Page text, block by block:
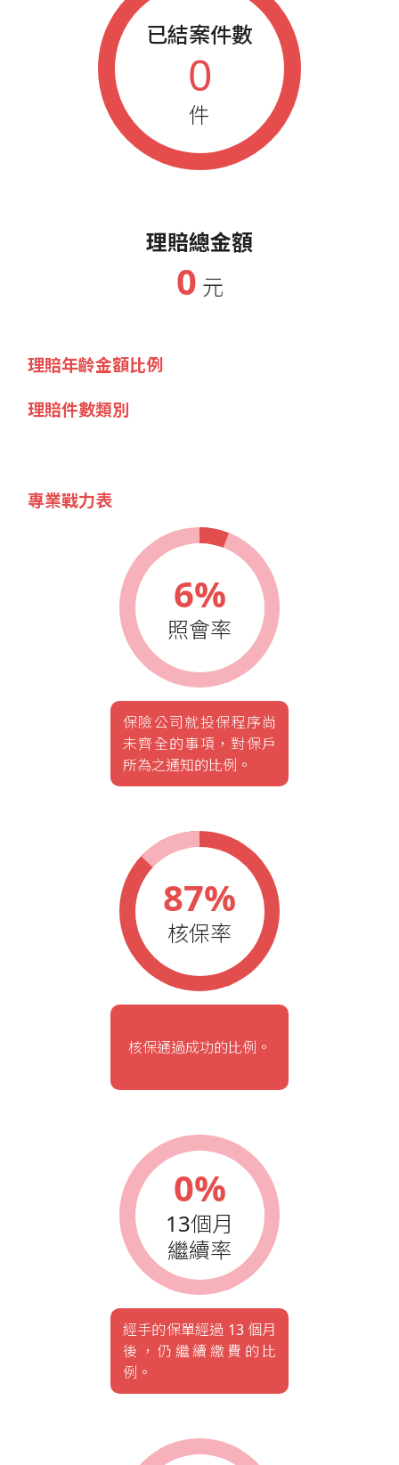
已結案件數
0
件
理賠總金額
0 元
理賠年齡金額比例
理賠件數類別
專業戰力表
6%
照會率
保險公司就投保程序尚
未齊全的事項，對保戶
所為之通知的比例。
87%
核保率
核保通過成功的比例。
0%
13個月
繼續率
經手的保單經過 13 個月
後，仍繼續繳費的比
例。